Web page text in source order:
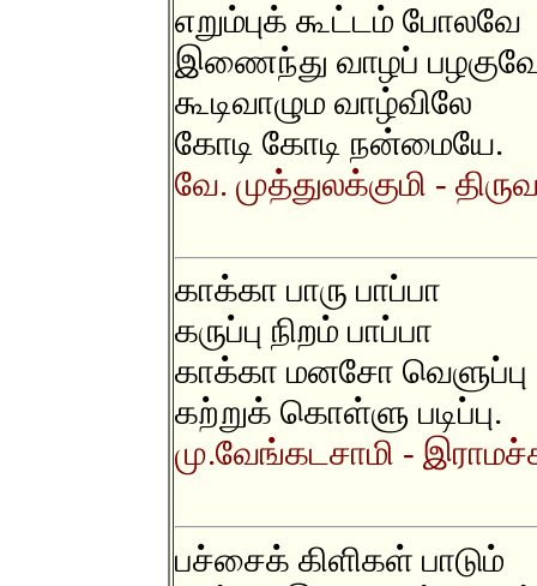
எறும்புக் கூட்டம் போலவே
இணைந்து வாழப்
கூடிவாழும வாழ்விலே
கோடி கோடி நன்மையே.
வே. முத்துலக்குமி -
காக்கா பாரு பாப்பா
கருப்பு நிறம் பாப்பா
காக்கா மனசோ வெளுப்பு
கற்றுக் கொள்ளு படிப்பு.
மு.வேங்கடசாமி -
பச்சைக் கிளிகள் பாடும்